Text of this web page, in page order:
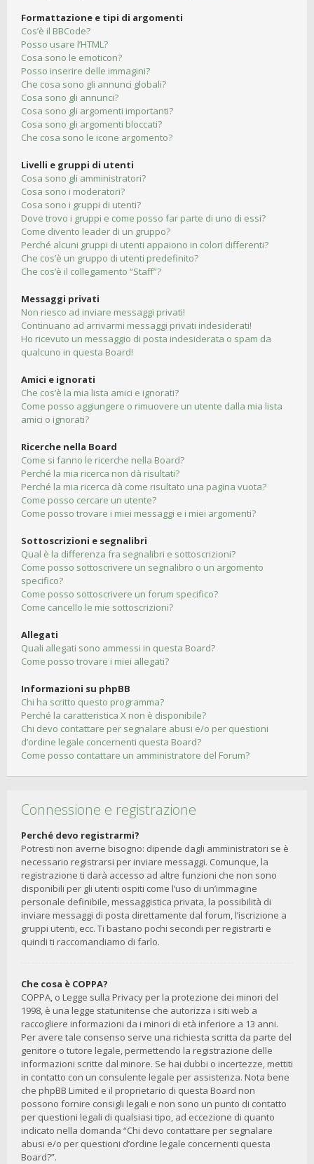
Formattazione e tipi di argomenti
Cos’è il BBCode?
Posso usare l’HTML?
Cosa sono le emoticon?
Posso inserire delle immagini?
Che cosa sono gli annunci globali?
Cosa sono gli annunci?
Cosa sono gli argomenti importanti?
Cosa sono gli argomenti bloccati?
Che cosa sono le icone argomento?
Livelli e gruppi di utenti
Cosa sono gli amministratori?
Cosa sono i moderatori?
Cosa sono i gruppi di utenti?
Dove trovo i gruppi e come posso far parte di uno di essi?
Come divento leader di un gruppo?
Perché alcuni gruppi di utenti appaiono in colori differenti?
Che cos’è un gruppo di utenti predefinito?
Che cos’è il collegamento “Staff”?
Messaggi privati
Non riesco ad inviare messaggi privati!
Continuano ad arrivarmi messaggi privati indesiderati!
Ho ricevuto un messaggio di posta indesiderata o spam da
qualcuno in questa Board!
Amici e ignorati
Che cos’è la mia lista amici e ignorati?
Come posso aggiungere o rimuovere un utente dalla mia lista
amici o ignorati?
Ricerche nella Board
Come si fanno le ricerche nella Board?
Perché la mia ricerca non dà risultati?
Perché la mia ricerca dà come risultato una pagina vuota?
Come posso cercare un utente?
Come posso trovare i miei messaggi e i miei argomenti?
Sottoscrizioni e segnalibri
Qual è la differenza fra segnalibri e sottoscrizioni?
Come posso sottoscrivere un segnalibro o un argomento
specifico?
Come posso sottoscrivere un forum specifico?
Come cancello le mie sottoscrizioni?
Allegati
Quali allegati sono ammessi in questa Board?
Come posso trovare i miei allegati?
Informazioni su phpBB
Chi ha scritto questo programma?
Perché la caratteristica X non è disponibile?
Chi devo contattare per segnalare abusi e/o per questioni
d’ordine legale concernenti questa Board?
Come posso contattare un amministratore del Forum?
Connessione e registrazione
Perché devo registrarmi?
Potresti non averne bisogno: dipende dagli amministratori se è
necessario registrarsi per inviare messaggi. Comunque, la
registrazione ti darà accesso ad altre funzioni che non sono
disponibili per gli utenti ospiti come l’uso di un’immagine
personale definibile, messaggistica privata, la possibilità di
inviare messaggi di posta direttamente dal forum, l’iscrizione a
gruppi utenti, ecc. Ti bastano pochi secondi per registrarti e
quindi ti raccomandiamo di farlo.
Che cosa è COPPA?
COPPA, o Legge sulla Privacy per la protezione dei minori del
1998, è una legge statunitense che autorizza i siti web a
raccogliere informazioni da i minori di età inferiore a 13 anni.
Per avere tale consenso serve una richiesta scritta da parte del
genitore o tutore legale, permettendo la registrazione delle
informazioni scritte dal minore. Se hai dubbi o incertezze, mettiti
in contatto con un consulente legale per assistenza. Nota bene
che phpBB Limited e il proprietario di questa Board non
possono fornire consigli legali e non sono un punto di contatto
per questioni legali di qualsiasi tipo, ad eccezione di quanto
indicato nella domanda “Chi devo contattare per segnalare
abusi e/o per questioni d’ordine legale concernenti questa
Board?”.